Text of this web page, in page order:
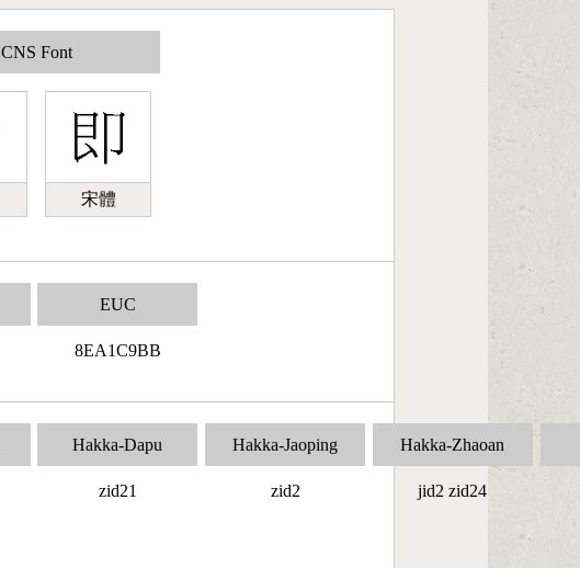
CNS Font
宋體
EUC
8EA1C9BB
Hakka-Dapu
zid21
Hakka-Jaoping
zid2
Hakka-Zhaoan
jid2 zid24